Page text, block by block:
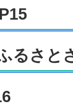
るさと